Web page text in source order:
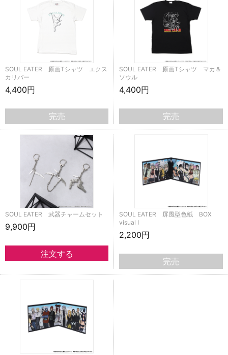
SOUL EATER 原画Tシャツ エクス
カリバー
4,400円
完売
SOUL EATER 原画Tシャツ マカ＆
ソウル
4,400円
完売
SOUL EATER 武器チャームセット
9,900円
SOUL EATER 屏風型色紙 BOX
visual Ⅰ
2,200円
完売